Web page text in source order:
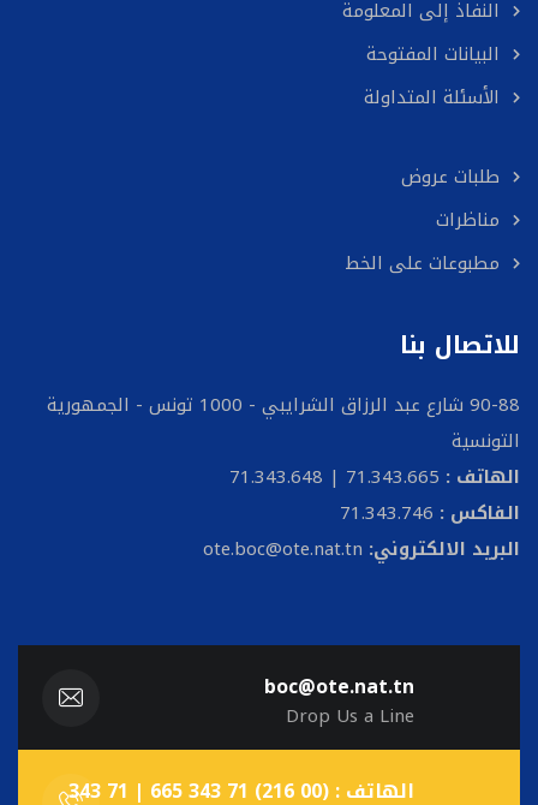
الإستقبال
النفاذ إلى المعلومة
الأسئلة المتداولة
طلبات عروض
مطبوعات على الخط
للاتصال بنا
التونسية
الهاتف :71.343.665 | 71.343.648
boc@ote.nat.tn
Drop Us a Line